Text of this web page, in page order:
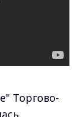
Торгово-